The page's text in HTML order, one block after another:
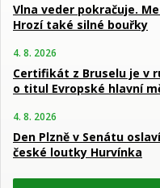
Vlna veder pokračuje.
Hrozí také silné bouřky
4. 8. 2026
Certifikát z Bruselu je v
o titul Evropské hlavní
4. 8. 2026
Den Plzně v Senátu
české loutky Hurvínka